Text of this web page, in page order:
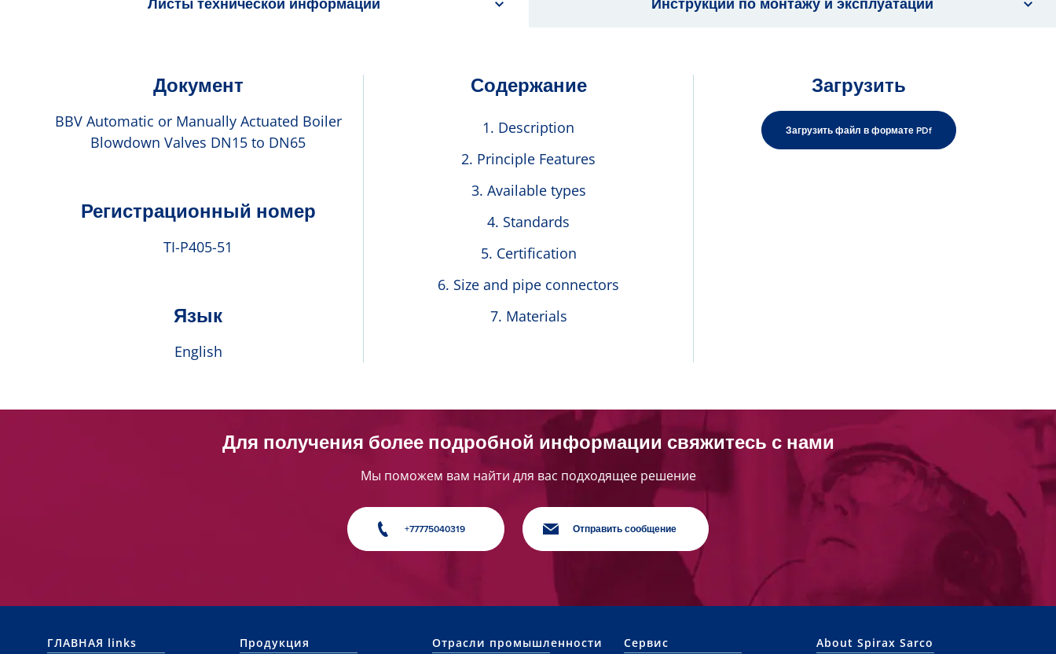
Документ
BBV Automatic or Manually Actuated Boiler
Blowdown Valves DN15 to DN65
Регистрационный номер
TI-P405-51
Язык
English
Содержание
Description
Principle Features
Available types
Standards
Certification
Size and pipe connectors
Materials
Загрузить
Загрузить файл в формате PDf
Для получения более подробной информации свяжитесь с нами
Мы поможем вам найти для вас подходящее решение
+77775040319 Отправить сообщение
ГЛАВНАЯ links Продукция Отрасли промышленности Сервис About Spirax Sarco